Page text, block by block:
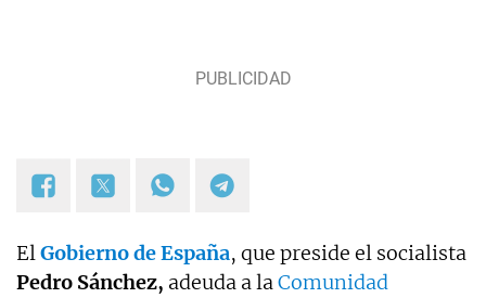
ElGobierno de España, que preside el socialista
Pedro Sánchez, adeuda a laComunidad